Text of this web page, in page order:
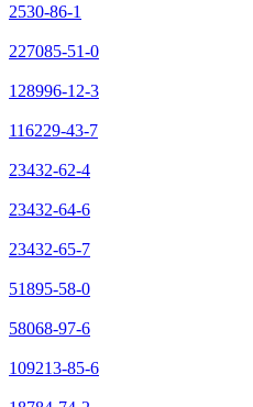
2530-86-1
227085-51-0
128996-12-3
116229-43-7
23432-62-4
23432-64-6
23432-65-7
51895-58-0
58068-97-6
109213-85-6